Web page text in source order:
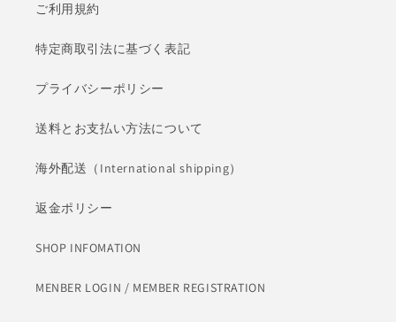
ご利用規約
特定商取引法に基づく表記
プライバシーポリシー
送料とお支払い方法について
海外配送（International shipping）
返金ポリシー
SHOP INFOMATION
MENBER LOGIN / MEMBER REGISTRATION